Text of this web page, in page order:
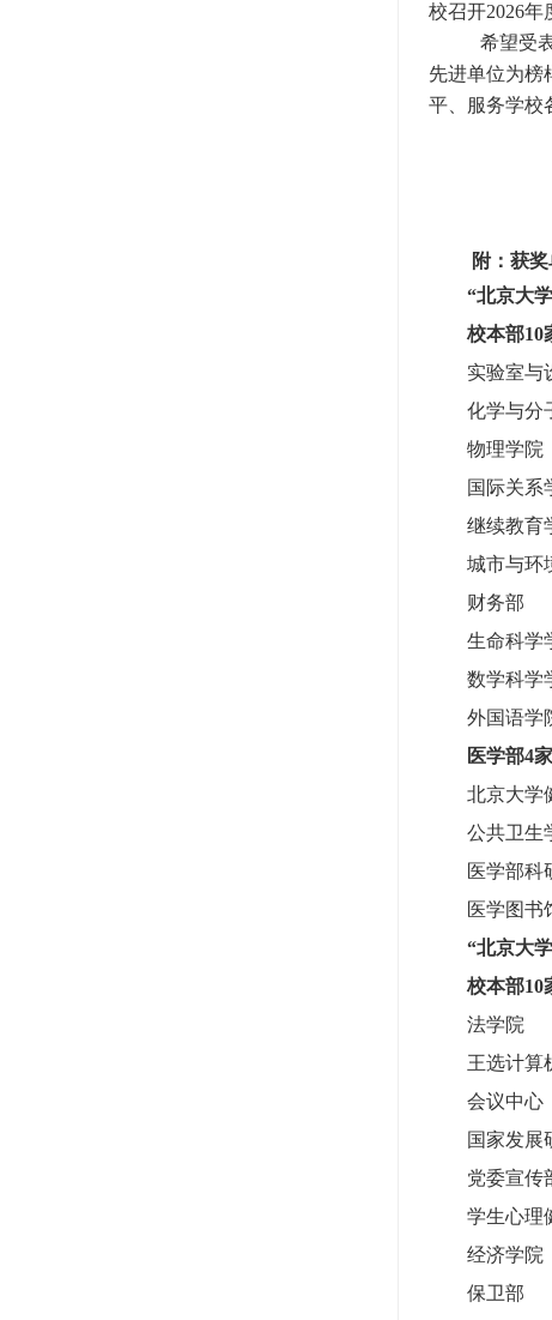
校召开2026年
希望受
先进单位为榜
平、服务学校
附：获
“北京大
校本部10
实验室与
化学与分
物理学院
国际关系
继续教育
城市与环
财务部
生命科学
数学科学
外国语学
医学部4家
北京大学
公共卫生
医学部科
医学图书
“北京大
校本部10
法学院
王选计算
会议中心
国家发展
党委宣传
学生心理
经济学院
保卫部